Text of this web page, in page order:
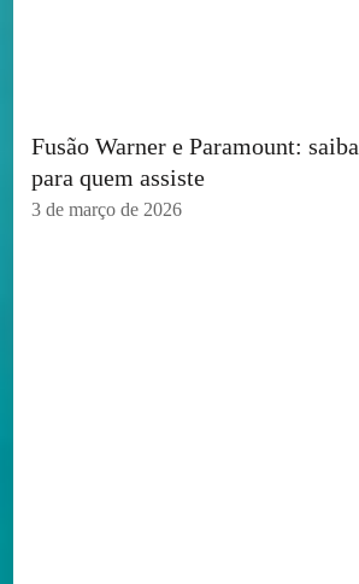
Fusão Warner e Paramount:
para quem assiste
3 de março de 2026